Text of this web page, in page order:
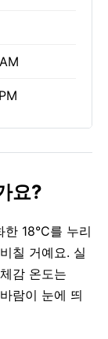
요?
18°C를 누리
칠 거예요. 실
감 온도는
람이 눈에 띄